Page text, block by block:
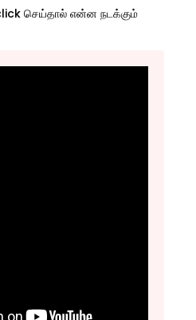
செய்தால் என்ன நடக்கும்